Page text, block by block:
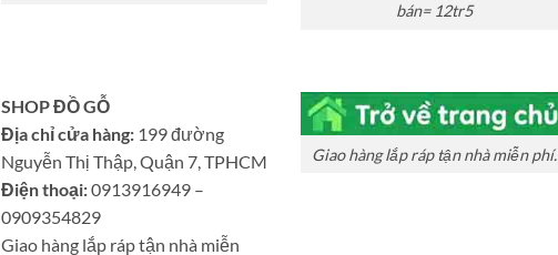
bán= 12tr5
SHOP ĐỒ GỖ
Địa chỉ cửa hàng: 199 đường
Nguyễn Thị Thập, Quận 7, TPHCM
Điện thoại:0913916949 –
0909354829
Giao hàng lắp ráp tận nhà miễn
Giao hàng lắp ráp tận nhà miễn phí.